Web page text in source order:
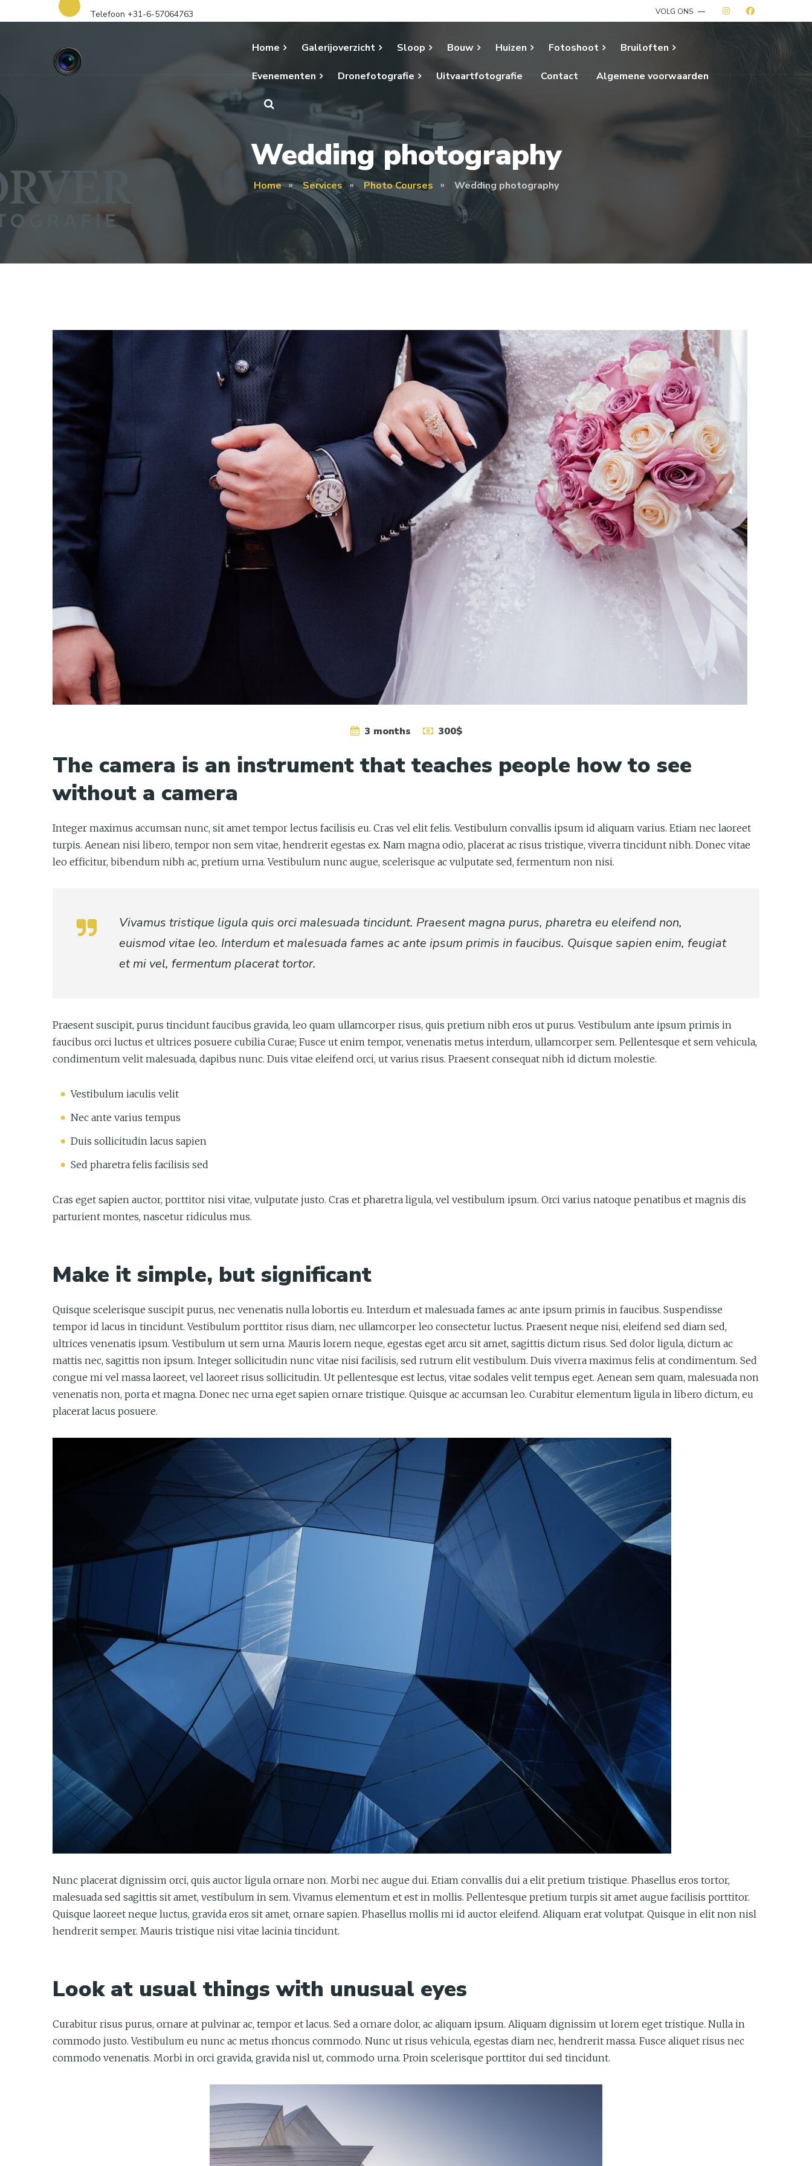
Telefoon +31-6-57064763 VOLG ONS
Home Galerijoverzicht Sloop Bouw Huizen Fotoshoot Bruiloften
Evenementen Dronefotografie Uitvaartfotografie Contact Algemene voorwaarden
Wedding photography
Home Services Photo Courses Wedding photography
3 months 300$
The camera is an instrument that teaches people how to see
without a camera
Integer maximus accumsan nunc, sit amet tempor lectus facilisis eu. Cras vel elit felis. Vestibulum convallis ipsum id aliquam varius. Etiam nec laoreet
turpis. Aenean nisi libero, tempor non sem vitae, hendrerit egestas ex. Nam magna odio, placerat ac risus tristique, viverra tincidunt nibh. Donec vitae
leo efficitur, bibendum nibh ac, pretium urna. Vestibulum nunc augue, scelerisque ac vulputate sed, fermentum non nisi.
Vivamus tristique ligula quis orci malesuada tincidunt. Praesent magna purus, pharetra eu eleifend non,
euismod vitae leo. Interdum et malesuada fames ac ante ipsum primis in faucibus. Quisque sapien enim, feugiat
et mi vel, fermentum placerat tortor.
Praesent suscipit, purus tincidunt faucibus gravida, leo quam ullamcorper risus, quis pretium nibh eros ut purus. Vestibulum ante ipsum primis in
faucibus orci luctus et ultrices posuere cubilia Curae; Fusce ut enim tempor, venenatis metus interdum, ullamcorper sem. Pellentesque et sem vehicula,
condimentum velit malesuada, dapibus nunc. Duis vitae eleifend orci, ut varius risus. Praesent consequat nibh id dictum molestie.
Vestibulum iaculis velit
Nec ante varius tempus
Duis sollicitudin lacus sapien
Sed pharetra felis facilisis sed
Cras eget sapien auctor, porttitor nisi vitae, vulputate justo. Cras et pharetra ligula, vel vestibulum ipsum. Orci varius natoque penatibus et magnis dis
parturient montes, nascetur ridiculus mus.
Make it simple, but significant
Quisque scelerisque suscipit purus, nec venenatis nulla lobortis eu. Interdum et malesuada fames ac ante ipsum primis in faucibus. Suspendisse
tempor id lacus in tincidunt. Vestibulum porttitor risus diam, nec ullamcorper leo consectetur luctus. Praesent neque nisi, eleifend sed diam sed,
ultrices venenatis ipsum. Vestibulum ut sem urna. Mauris lorem neque, egestas eget arcu sit amet, sagittis dictum risus. Sed dolor ligula, dictum ac
mattis nec, sagittis non ipsum. Integer sollicitudin nunc vitae nisi facilisis, sed rutrum elit vestibulum. Duis viverra maximus felis at condimentum. Sed
congue mi vel massa laoreet, vel laoreet risus sollicitudin. Ut pellentesque est lectus, vitae sodales velit tempus eget. Aenean sem quam, malesuada non
venenatis non, porta et magna. Donec nec urna eget sapien ornare tristique. Quisque ac accumsan leo. Curabitur elementum ligula in libero dictum, eu
placerat lacus posuere.
Nunc placerat dignissim orci, quis auctor ligula ornare non. Morbi nec augue dui. Etiam convallis dui a elit pretium tristique. Phasellus eros tortor,
malesuada sed sagittis sit amet, vestibulum in sem. Vivamus elementum et est in mollis. Pellentesque pretium turpis sit amet augue facilisis porttitor.
Quisque laoreet neque luctus, gravida eros sit amet, ornare sapien. Phasellus mollis mi id auctor eleifend. Aliquam erat volutpat. Quisque in elit non nisl
hendrerit semper. Mauris tristique nisi vitae lacinia tincidunt.
Look at usual things with unusual eyes
Curabitur risus purus, ornare at pulvinar ac, tempor et lacus. Sed a ornare dolor, ac aliquam ipsum. Aliquam dignissim ut lorem eget tristique. Nulla in
commodo justo. Vestibulum eu nunc ac metus rhoncus commodo. Nunc ut risus vehicula, egestas diam nec, hendrerit massa. Fusce aliquet risus nec
commodo venenatis. Morbi in orci gravida, gravida nisl ut, commodo urna. Proin scelerisque porttitor dui sed tincidunt.